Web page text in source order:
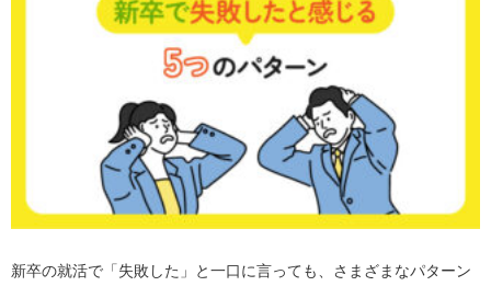
新卒の就活で「失敗した」と一口に言っても、さまざまなパターン